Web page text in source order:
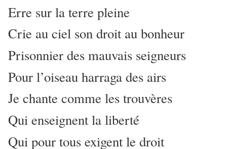
Erre sur la terre pleine
Crie au ciel son droit au bonheur
Prisonnier des mauvais seigneurs
Pour l’oiseau harraga des airs
Je chante comme les trouvères
Qui enseignent la liberté
Qui pour tous exigent le droit